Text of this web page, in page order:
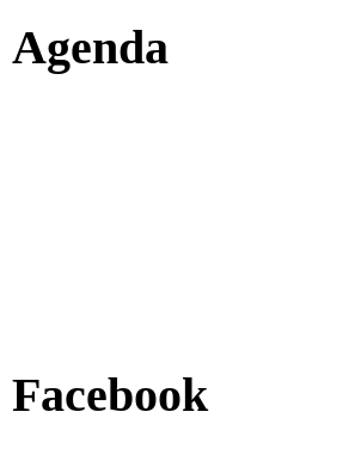
Agenda
Facebook